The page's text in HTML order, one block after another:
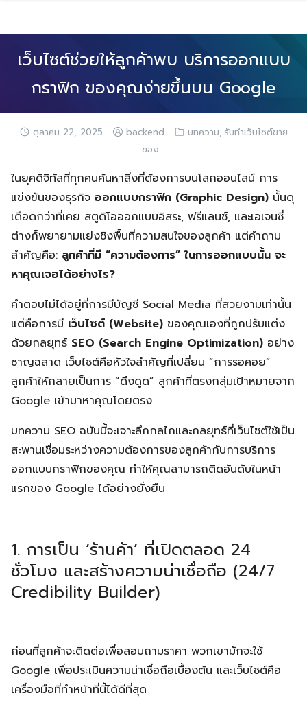
เว็บไซต์ช่วยให้ลูกค้าพบ บริการออกแบบ
กราฟิก ของคุณง่ายขึ้นบน Google
ตุลาคม 22, 2025 backend บทความ, รับทำเว็บไซต์ขาย
ของ
ในยุคดิจิทัลที่ทุกคนค้นหาสิ่งที่ต้องการบนโลกออนไลน์ การ
แข่งขันของธุรกิจ ออกแบบกราฟิก (Graphic Design) นั้นดุ
เดือดกว่าที่เคย สตูดิโอออกแบบอิสระ, ฟรีแลนซ์, และเอเจนซี่
ต่างก็พยายามแย่งชิงพื้นที่ความสนใจของลูกค้า แต่คำถาม
สำคัญคือ: ลูกค้าที่มี “ความต้องการ” ในการออกแบบนั้น จะ
หาคุณเจอได้อย่างไร?
คำตอบไม่ได้อยู่ที่การมีบัญชี Social Media ที่สวยงามเท่านั้น
แต่คือการมี เว็บไซต์ (Website) ของคุณเองที่ถูกปรับแต่ง
ด้วยกลยุทธ์ SEO (Search Engine Optimization) อย่าง
ชาญฉลาด เว็บไซต์คือหัวใจสำคัญที่เปลี่ยน “การรอคอย”
ลูกค้าให้กลายเป็นการ “ดึงดูด” ลูกค้าที่ตรงกลุ่มเป้าหมายจาก
Google เข้ามาหาคุณโดยตรง
บทความ SEO ฉบับนี้จะเจาะลึกกลไกและกลยุทธ์ที่เว็บไซต์ใช้เป็น
สะพานเชื่อมระหว่างความต้องการของลูกค้ากับการบริการ
ออกแบบกราฟิกของคุณ ทำให้คุณสามารถติดอันดับในหน้า
แรกของ Google ได้อย่างยั่งยืน
1. การเป็น ‘ร้านค้า’ ที่เปิดตลอด 24
ชั่วโมง และสร้างความน่าเชื่อถือ (24/7
Credibility Builder)
ก่อนที่ลูกค้าจะติดต่อเพื่อสอบถามราคา พวกเขามักจะใช้
Google เพื่อประเมินความน่าเชื่อถือเบื้องต้น และเว็บไซต์คือ
เครื่องมือที่ทำหน้าที่นี้ได้ดีที่สุด